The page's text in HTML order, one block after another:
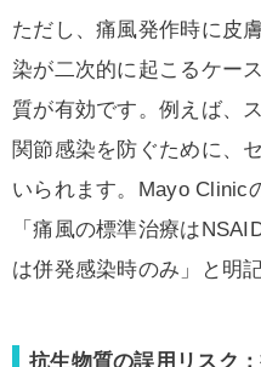
ただし、痛風発作時に皮
染が二次的に起こるケー
質が有効です。例えば、
関節感染を防ぐために、
いられます。Mayo Clinic
「痛風の標準治療は
は併発感染時のみ」と明
抗生物質の誤用リスク